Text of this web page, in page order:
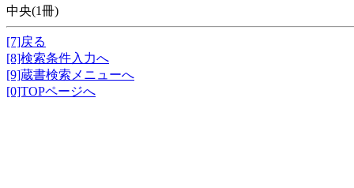
中央(1冊)
[7]戻る
[8]検索条件入力へ
[9]蔵書検索メニューへ
[0]TOPページへ